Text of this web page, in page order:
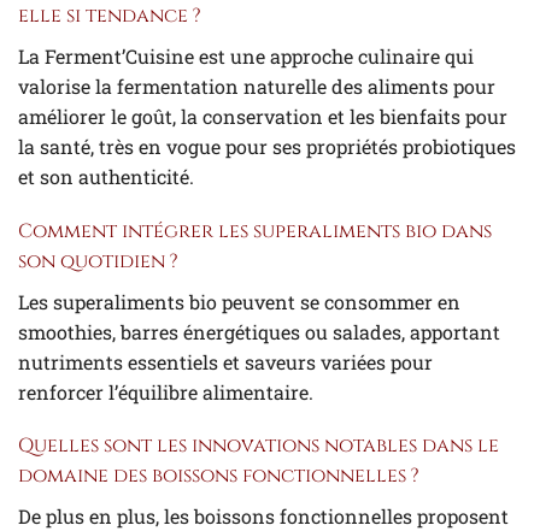
elle si tendance ?
La Ferment’Cuisine est une approche culinaire qui
valorise la fermentation naturelle des aliments pour
améliorer le goût, la conservation et les bienfaits pour
la santé, très en vogue pour ses propriétés probiotiques
et son authenticité.
Comment intégrer les superaliments bio dans
son quotidien ?
Les superaliments bio peuvent se consommer en
smoothies, barres énergétiques ou salades, apportant
nutriments essentiels et saveurs variées pour
renforcer l’équilibre alimentaire.
Quelles sont les innovations notables dans le
domaine des boissons fonctionnelles ?
De plus en plus, les boissons fonctionnelles proposent